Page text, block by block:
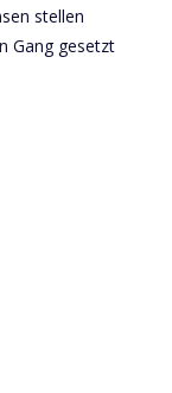
stellen
Gang gesetzt